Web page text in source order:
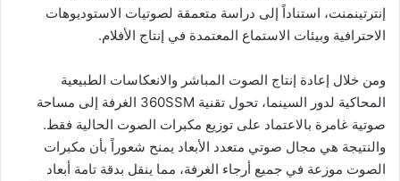
إنترتينمنت، استناداً إلى دراسة متعمقة لصوتيات الاستوديوهات
الاحترافية وبيئات الاستماع المعتمدة في إنتاج الأفلام.
ومن خلال إعادة إنتاج الصوت المباشر والانعكاسات الطبيعية
المحاكية لدور السينما، تحول تقنية 360SSM الغرفة إلى مساحة
صوتية غامرة بالاعتماد على توزيع مكبرات الصوت الحالية فقط.
والنتيجة هي مجال صوتي متعدد الأبعاد يمنح شعوراً بأن مكبرات
الصوت موزعة في جميع أرجاء الغرفة، مما ينقل بدقة تامة أبعاد